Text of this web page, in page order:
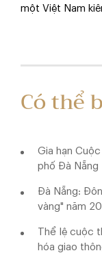
một Việt Nam
Có thể
Gia hạn
phố Đà Nẵng
Đà Nẵng:
vàng" năm
Thể lệ cuộc
hóa giao